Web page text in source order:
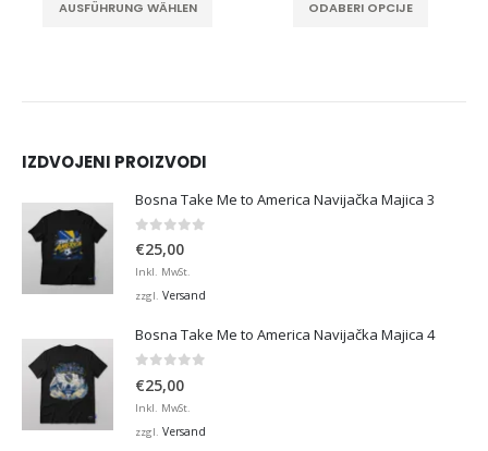
ODABERI OPCIJE ODABERI OPCIJE
IZDVOJENI PROIZVODI
Bosna Take Me to America Navijačka Majica 3
0 von 5
€25,00
Inkl. MwSt.
zzgl. Versand
Bosna Take Me to America Navijačka Majica 4
€25,00
Inkl. MwSt.
zzgl. Versand